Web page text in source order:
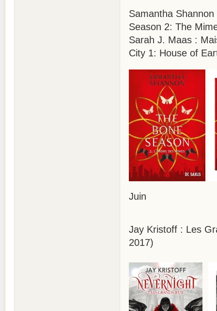
Samantha
Season 2: The
Sarah J. Maas :
City 1: House of
Juin
Jay Kristoff : Les
2017)